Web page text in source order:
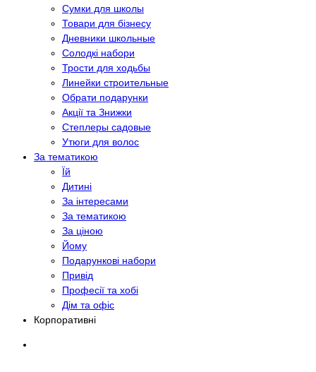
Сумки для школы
Товари для бізнесу
Дневники школьные
Солодкі набори
Трости для ходьбы
Линейки строительные
Обрати подарунки
Акції та Знижки
Степлеры садовые
Утюги для волос
За тематикою
Їй
Дитині
За інтересами
За тематикою
За ціною
Йому
Подарункові набори
Привід
Професії та хобі
Дім та офіс
Корпоративні